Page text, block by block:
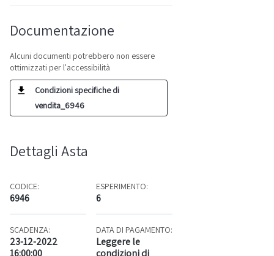
Documentazione
Alcuni documenti potrebbero non essere
ottimizzati per l'accessibilità
Condizioni specifiche di
vendita_6946
Dettagli Asta
CODICE:
6946
ESPERIMENTO:
6
SCADENZA:
23-12-2022
16:00:00
DATA DI PAGAMENTO:
Leggere le
condizioni di